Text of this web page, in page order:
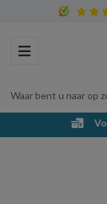
Toggle navigation
Waar bent u naar op